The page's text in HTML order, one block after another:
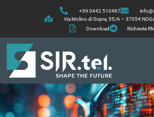
+39 0442 510467
Via Molino di Sopra, 55/A – 37054
Download
Richieste